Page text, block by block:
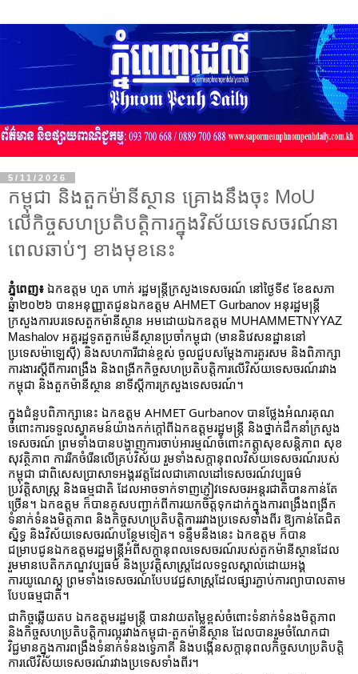
5/11/2026
កម្ពុជា និងតួកម៉ានីស្ថាន គ្រោងនឹងចុះ MoU
លើកិច្ចសហប្រតិបត្តិការក្នុងវិស័យទេសចរណ៍នា
ពេលឆាប់ៗ ខាងមុខនេះ
ភ្នំពេញ៖ ឯកឧត្តម ហួត ហាក់ រដ្ឋមន្ត្រីក្រសួងទេសចរណ៍ នៅថ្ងៃទី៩ ខែឧសភា
ឆ្នំា២០២៦ បានអនុញ្ញាតជូនឯកឧត្តម AHMET Gurbanov អនុរដ្ឋមន្ត្រី
ក្រសួងការបរទេសតួកម៉ានីស្ថាន អមដោយឯកឧត្តម MUHAMMETNYYAZ
Mashalov អគ្គរដ្ឋទូតតួកម៉េនីស្ថានប្រចាំកម្ពុជា (មាននិវេសនដ្ឋាននៅ
ប្រទេសម៉ាឡេស៊ី) និងសហការីជាន់ខ្ពស់ ចូលជួបសម្តែងការគួរសម និងពិភាក្សា
ការងារស្តីពីការពង្រឹង និងពង្រីកកិច្ចសហប្រតិបត្តិការលើវិស័យទេសចរណ៍រវាង
កម្ពុជា និងតួកម៉ានីស្ថាន នាទីស្តីការក្រសួងទេសចរណ៍។
ក្នុងជំនួបពិភាក្សានេះ ឯកឧត្តម AHMET Gurbanov បានថ្លែងអំណរគុណ
ចំពោះការទទួលស្វាគមន៍យ៉ាងកក់ក្តៅពីឯកឧត្តមរដ្ឋមន្រ្តី និងថ្នាក់ដឹកនាំក្រសួង
ទេសចរណ៍ ព្រមទាំងបានបង្ហាញការចាប់អារម្មណ៍ចំពោះកត្តាសុខសន្តិភាព សុខ
សុវត្ថិភាព ការរីកចំរើនលើគ្រប់វិស័យ រួមទាំងសក្តានុពលវិស័យទេសចរណ៍របស់
កម្ពុជា ជាពិសេសប្រាសាទអង្គរវត្តដែលជាគោលដៅទេសចរណ៍វប្បធម៌
ប្រវត្តិសាស្ត្រ និងធម្មជាតិ ដែលអាចទាក់ទាញភ្ញៀវទេសចរអន្តរជាតិបានកាន់តែ
ច្រើន។ ឯកឧត្តម ក៏បានគូសបញ្ជាក់ពីការយកចិត្តទុកដាក់ក្នុងការពង្រឹងពង្រីក
ទំនាក់ទំនងមិត្តភាព និងកិច្ចសហប្រតិបត្តិការរវាងប្រទេសទាំងពីរ ឱ្យកាន់តែជិត
ស្និទ្ធ និងវិស័យទេសចរណ៍បន្ថែមទៀត។ ទន្ទឹមនឹងនេះ ឯកឧត្តម ក៏បាន
ជម្រាបជូនឯកឧត្តមរដ្ឋមន្រ្តីអំពីសក្តានុពលទេសចរណ៍របស់តួកម៉ានីស្ថានដែល
រួមមានបេតិកភណ្ឌវប្បធម៌ និងប្រវត្តិសាស្រ្តដែលទទួលស្គាល់ដោយអង្គ
ការយូណេស្កូ ព្រមទាំងទេសចរណ៍បែបវេជ្ជសាស្រ្តដែលផ្សារភ្ជាប់ការព្យាបាលតាម
បែបធម្មជាតិ។
ជាកិច្ចឆ្លើយតប ឯកឧត្តមរដ្ឋមន្ត្រី បានវាយតម្លៃខ្ពស់ចំពោះទំនាក់ទំនងមិត្តភាព
និងកិច្ចសហប្រតិបត្តិការល្អរវាងកម្ពុជា-តួកម៉ានីស្ថាន ដែលបានរួមចំណែកជា
វិជ្ជមានក្នុងការពង្រឹងទំនាក់ទំនងទ្វេភាគី និងបង្កើនសក្តានុពលកិច្ចសហប្រតិបត្តិ
ការលើវិស័យទេសចរណ៍រវាងប្រទេសទាំងពីរ។